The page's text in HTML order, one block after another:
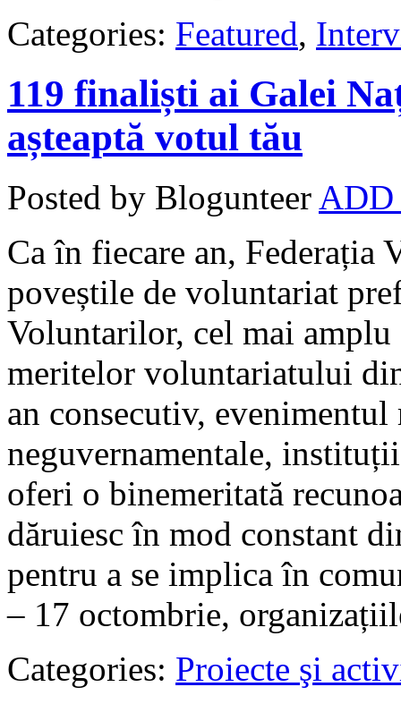
Categories: Featured,
119 finaliști ai Galei
așteaptă votul tău
Posted by Blogunteer ADD
Ca în fiecare an,
poveștile de voluntariat
Voluntarilor, cel mai amplu
meritelor voluntariatului
an consecutiv,
neguvernamentale,
oferi o binemeritată
dăruiesc în mod constant
pentru a se implica în
– 17 octombrie,
Categories: Proiecte şi